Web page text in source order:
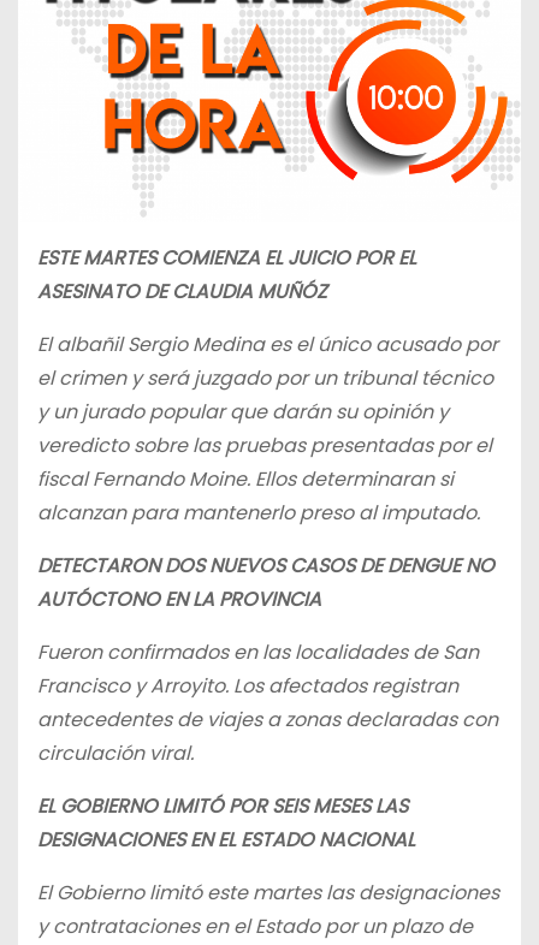
ESTE MARTES COMIENZA EL JUICIO POR EL
ASESINATO DE CLAUDIA MUÑÓZ
El albañil Sergio Medina es el único acusado por
el crimen y será juzgado por un tribunal técnico
y un jurado popular que darán su opinión y
veredicto sobre las pruebas presentadas por el
fiscal Fernando Moine. Ellos determinaran si
alcanzan para mantenerlo preso al imputado.
DETECTARON DOS NUEVOS CASOS DE DENGUE NO
AUTÓCTONO EN LA PROVINCIA
Fueron confirmados en las localidades de San
Francisco y Arroyito. Los afectados registran
antecedentes de viajes a zonas declaradas con
circulación viral.
EL GOBIERNO LIMITÓ POR SEIS MESES LAS
DESIGNACIONES EN EL ESTADO NACIONAL
El Gobierno limitó este martes las designaciones
y contrataciones en el Estado por un plazo de